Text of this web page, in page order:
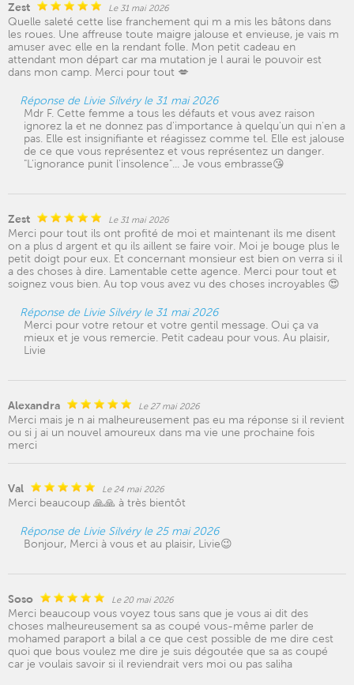
Zest Le 31 mai 2026
Quelle saleté cette lise franchement qui m a mis les bâtons dans
les roues. Une affreuse toute maigre jalouse et envieuse, je vais m
amuser avec elle en la rendant folle. Mon petit cadeau en
attendant mon départ car ma mutation je l aurai le pouvoir est
dans mon camp. Merci pour tout 💋
Réponse de Livie Silvéry le 31 mai 2026
Mdr F. Cette femme a tous les défauts et vous avez raison
ignorez la et ne donnez pas d'importance à quelqu'un qui n'en a
pas. Elle est insignifiante et réagissez comme tel. Elle est jalouse
de ce que vous représentez et vous représentez un danger.
"L'ignorance punit l'insolence"... Je vous embrasse😘
Zest Le 31 mai 2026
Merci pour tout ils ont profité de moi et maintenant ils me disent
on a plus d argent et qu ils aillent se faire voir. Moi je bouge plus le
petit doigt pour eux. Et concernant monsieur est bien on verra si il
a des choses à dire. Lamentable cette agence. Merci pour tout et
soignez vous bien. Au top vous avez vu des choses incroyables 😍
Réponse de Livie Silvéry le 31 mai 2026
Merci pour votre retour et votre gentil message. Oui ça va
mieux et je vous remercie. Petit cadeau pour vous. Au plaisir,
Livie
Alexandra Le 27 mai 2026
Merci mais je n ai malheureusement pas eu ma réponse si il revient
ou si j ai un nouvel amoureux dans ma vie une prochaine fois
merci
Val Le 24 mai 2026
Merci beaucoup 🙏🙏 à très bientôt
Réponse de Livie Silvéry le 25 mai 2026
Bonjour, Merci à vous et au plaisir, Livie😉
Soso Le 20 mai 2026
Merci beaucoup vous voyez tous sans que je vous ai dit des
choses malheureusement sa as coupé vous-même parler de
mohamed paraport a bilal a ce que cest possible de me dire cest
quoi que bous voulez me dire je suis dégoutée que sa as coupé
car je voulais savoir si il reviendrait vers moi ou pas saliha